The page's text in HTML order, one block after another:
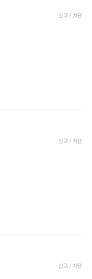
신고 / 차단
신고 / 차단
신고 / 차단